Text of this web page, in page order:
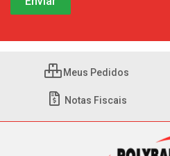
Meus Pedidos
Notas Fiscais